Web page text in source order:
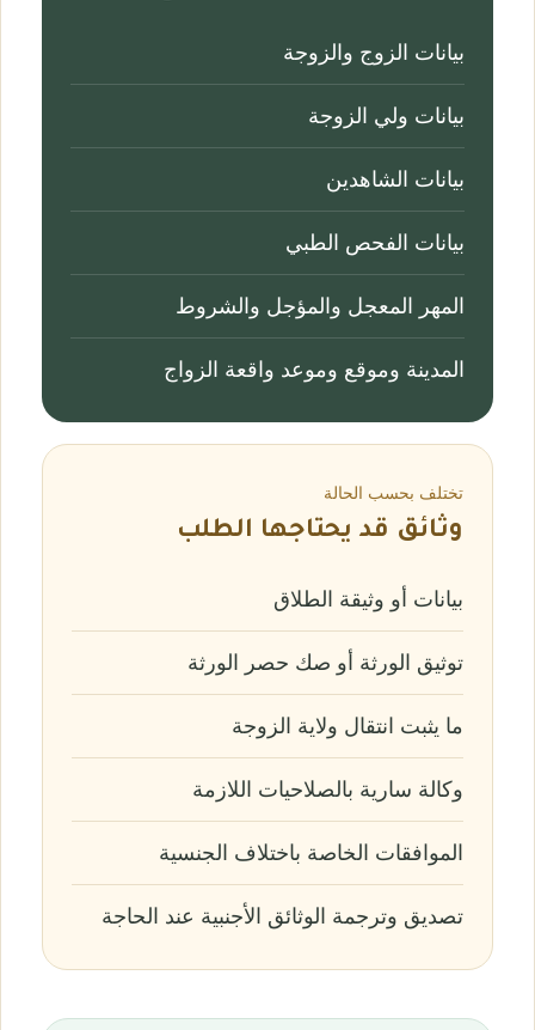
بيانات الزوج والزوجة
بيانات ولي الزوجة
بيانات الشاهدين
بيانات الفحص الطبي
المهر المعجل والمؤجل والشروط
المدينة وموقع وموعد واقعة الزواج
تختلف بحسب الحالة
وثائق قد يحتاجها الطلب
بيانات أو وثيقة الطلاق
توثيق الورثة أو صك حصر الورثة
ما يثبت انتقال ولاية الزوجة
وكالة سارية بالصلاحيات اللازمة
الموافقات الخاصة باختلاف الجنسية
تصديق وترجمة الوثائق الأجنبية عند الحاجة